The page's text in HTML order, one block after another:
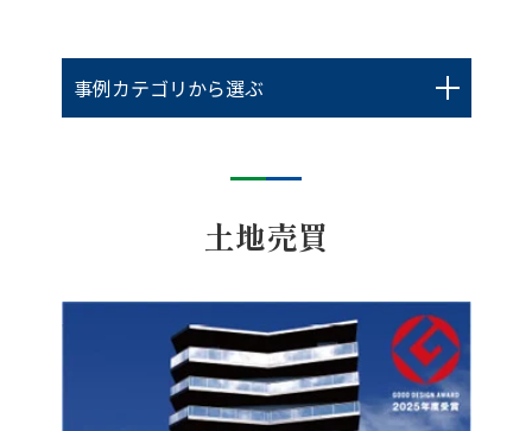
事例カテゴリから選ぶ
土地売買